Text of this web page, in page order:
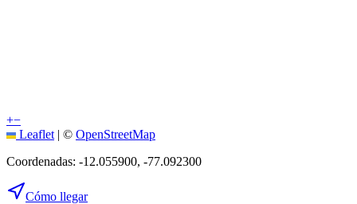
+−
Leaflet | © OpenStreetMap
Coordenadas: -12.055900, -77.092300
Cómo llegar